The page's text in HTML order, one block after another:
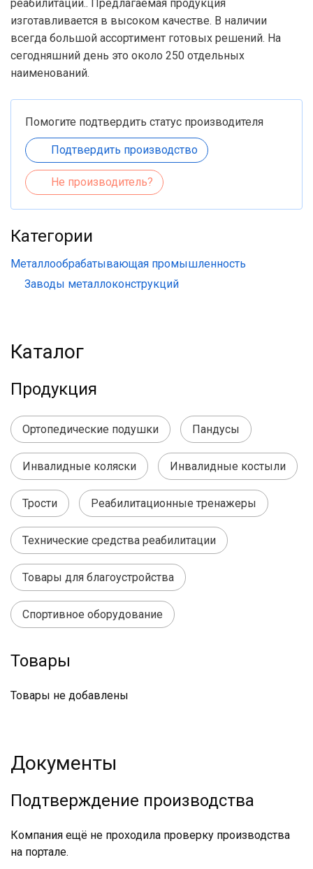
реабилитации.. Предлагаемая продукция
изготавливается в высоком качестве. В наличии
всегда большой ассортимент готовых решений. На
сегодняшний день это около 250 отдельных
наименований.
Помогите подтвердить статус производителя
Подтвердить производство
Не производитель?
Категории
Металлообрабатывающая промышленность
Заводы металлоконструкций
Каталог
Продукция
Ортопедические подушки Пандусы
Инвалидные коляски Инвалидные костыли
Трости Реабилитационные тренажеры
Технические средства реабилитации
Товары для благоустройства
Спортивное оборудование
Товары
Товары не добавлены
Документы
Подтверждение производства
Компания ещё не проходила проверку производства
на портале.